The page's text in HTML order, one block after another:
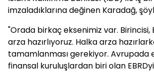
imzaladıklarına değinen Karadağ,
"Orada birkaç eksenimiz var. Birincisi,
arza hazırlıyoruz. Halka arza
tamamlanması gerekiyor. Avrupada
finansal kuruluşlardan biri olan